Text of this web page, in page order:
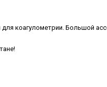
коагулометрии. Большой